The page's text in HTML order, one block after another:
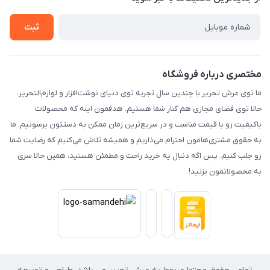
حریم خصوصی
تماس با ما
ثبت
مختصری درباره فروشگاه
ما توی عرش تحریر با چندین سال تجربه توی دنیای نوشت‌افزار و لوازم‌التحریر،
حالا توی فضای مجازی هم کنار شما هستیم. هدفمون اینه که محصولات
باکیفیت رو با قیمت مناسب و در سریع‌ترین زمان ممکن به دستتون برسونیم. ما
به حقوق مشتری‌هامون احترام می‌ذاریم و همیشه تلاش می‌کنیم که رضایت شما
رو جلب کنیم. پس اگه دنبال یه خرید راحت و مطمئن هستید، همین حالا سری
به محصولاتمون بزنید!